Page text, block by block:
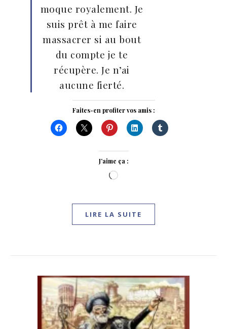
moque royalement. Je
suis prêt à me faire
massacrer si au bout
du compte je te
récupère. Je n’ai
aucune fierté.
Faites-en profiter vos amis :
J’aime ça :
Chargement…
LIRE LA SUITE